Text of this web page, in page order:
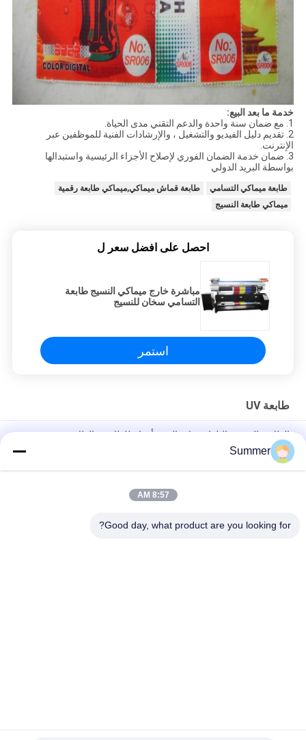
خدمة ما بعد البيع:
1. مع ضمان سنة واحدة والدعم التقني مدى الحياة.
2. تقديم دليل الفيديو والتشغيل ، والإرشادات الفنية للموظفين عبر
الإنترنت.
3. ضمان خدمة الضمان الفوري لإصلاح الأجزاء الرئيسية واستبدالها
بواسطة البريد الدولي
طابعة ميماكي التسامي
طابعة قماش ميماكي,ميماكي طابعة رقمية
ميماكي طابعة النسيج
احصل على افضل سعر ل
مباشرة خارج ميماكي النسيج طابعة
التسامي سخان للنسيج
استمر
طابعة UV
الطابعة الرقمية التلقائية ذات الستة أقدام للطابعة والطابعة
الإعلانية المواد الديكورية الإلكترونية الحرف
Summer
8:57 AM
Good day, what product are you looking for?